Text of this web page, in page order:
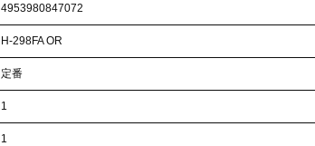
4953980847072
H-298FA OR
定番
1
1